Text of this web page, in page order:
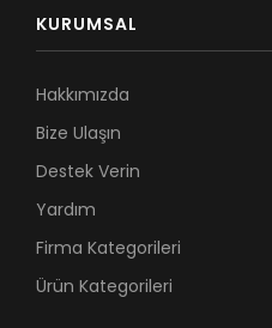
KURUMSAL
Hakkımızda
Bize Ulaşın
Destek Verin
Yardım
Firma Kategorileri
Ürün Kategorileri